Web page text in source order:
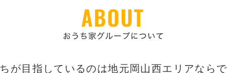
が目指しているのは地元岡山西エリアなら